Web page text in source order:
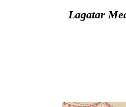
Lagatar